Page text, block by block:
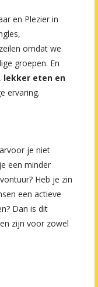
en Plezier in
omdat we
groepen. En
lekker eten en
ervaring.
je niet
een minder
Heb je zin
een actieve
Dan is dit
zijn voor zowel